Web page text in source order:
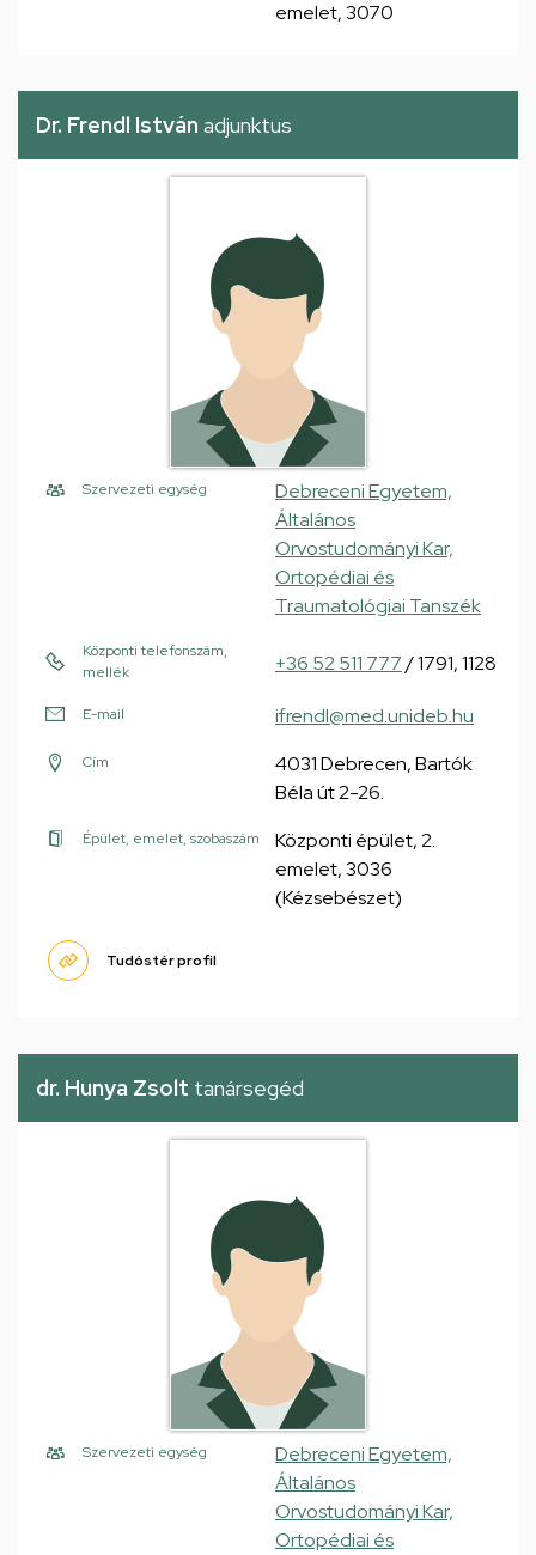
emelet, 3070
Dr. Frendl István adjunktus
Szervezeti egység
Debreceni Egyetem,
Általános
Orvostudományi Kar,
Ortopédiai és
Traumatológiai Tanszék
Központi telefonszám,
mellék
+36 52 511 777/ 1791, 1128
E-mail ifrendl@med.unideb.hu
Cím
4031 Debrecen, Bartók
Béla út 2-26.
Épület, emelet, szobaszám
Központi épület, 2.
emelet, 3036
(Kézsebészet)
Tudóstér profil
dr. Hunya Zsolt tanársegéd
Szervezeti egység
Debreceni Egyetem,
Általános
Orvostudományi Kar,
Ortopédiai és